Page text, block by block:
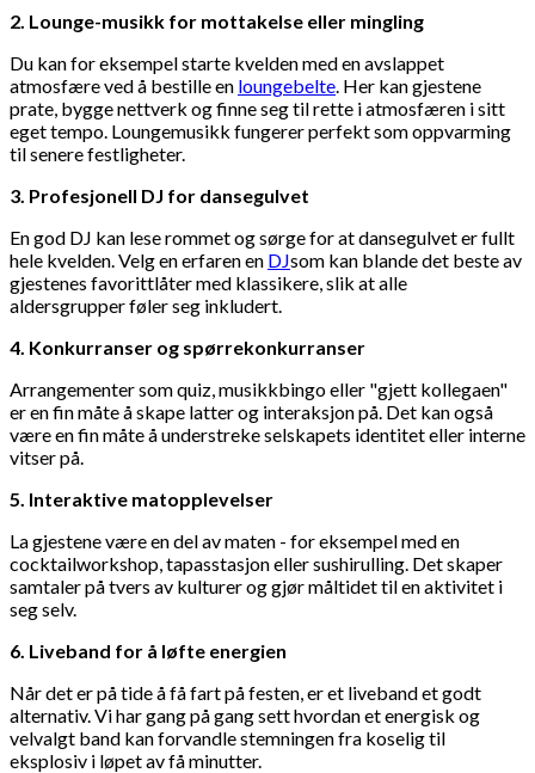
2. Lounge-musikk for mottakelse eller mingling
Du kan for eksempel starte kvelden med en avslappet
atmosfære ved å bestille en loungebelte. Her kan gjestene
prate, bygge nettverk og finne seg til rette i atmosfæren i sitt
eget tempo. Loungemusikk fungerer perfekt som oppvarming
til senere festligheter.
3. Profesjonell DJ for dansegulvet
En god DJ kan lese rommet og sørge for at dansegulvet er fullt
hele kvelden. Velg en erfaren en DJsom kan blande det beste av
gjestenes favorittlåter med klassikere, slik at alle
aldersgrupper føler seg inkludert.
4. Konkurranser og spørrekonkurranser
Arrangementer som quiz, musikkbingo eller "gjett kollegaen"
er en fin måte å skape latter og interaksjon på. Det kan også
være en fin måte å understreke selskapets identitet eller interne
vitser på.
5. Interaktive matopplevelser
La gjestene være en del av maten - for eksempel med en
cocktailworkshop, tapasstasjon eller sushirulling. Det skaper
samtaler på tvers av kulturer og gjør måltidet til en aktivitet i
seg selv.
6. Liveband for å løfte energien
Når det er på tide å få fart på festen, er et liveband et godt
alternativ. Vi har gang på gang sett hvordan et energisk og
velvalgt band kan forvandle stemningen fra koselig til
eksplosiv i løpet av få minutter.